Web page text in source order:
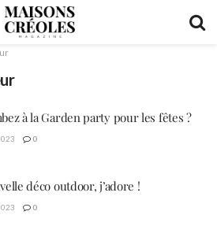
à la Garden party pour les fêtes ?
0
déco outdoor, j’adore !
0